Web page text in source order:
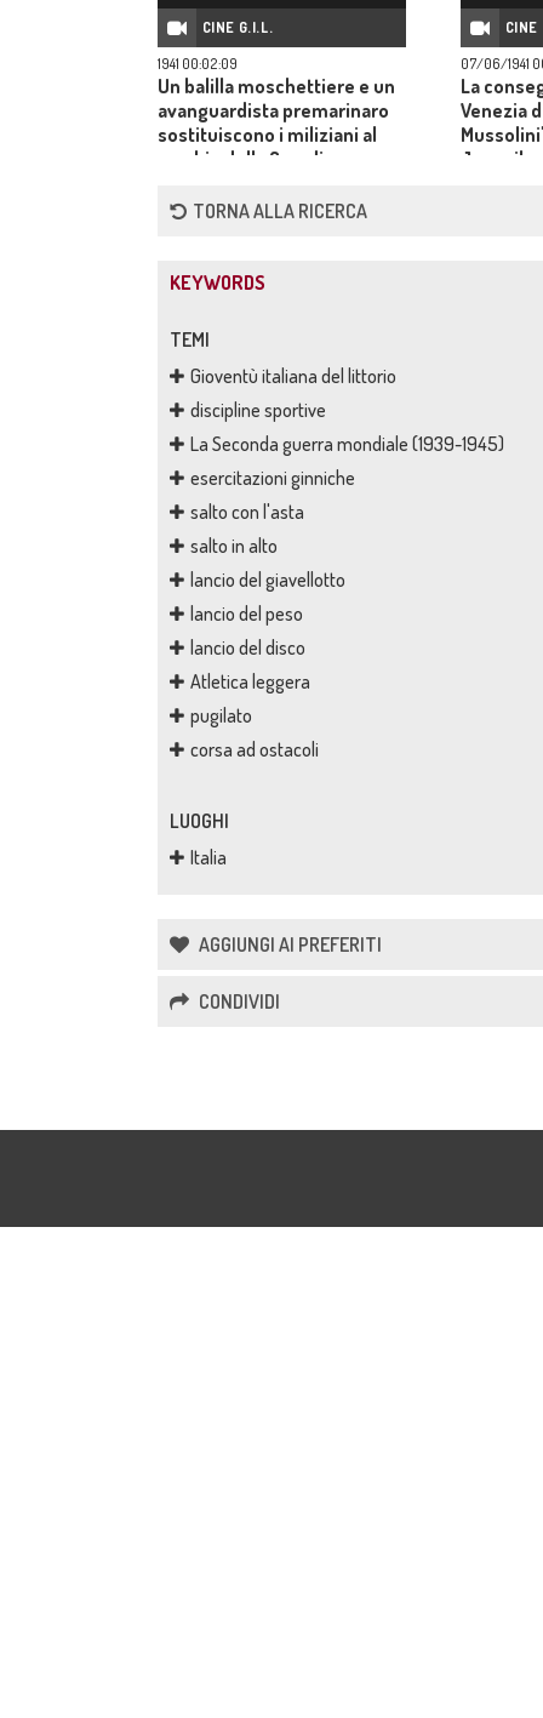
CINE G.I.L.
1941 00:02:09
Un balilla moschettiere e un
avanguardista premarinaro
sostituiscono i miliziani al
cambio della Guardia a
CINE
07/06/1941
La
Venezia
TORNA ALLA RICERCA
KEYWORDS
TEMI
Gioventù italiana del littorio
discipline sportive
La Seconda guerra mondiale (1939-1945)
esercitazioni ginniche
salto con l'asta
salto in alto
lancio del giavellotto
lancio del peso
lancio del disco
Atletica leggera
pugilato
corsa ad ostacoli
LUOGHI
Italia
AGGIUNGI AI PREFERITI
CONDIVIDI